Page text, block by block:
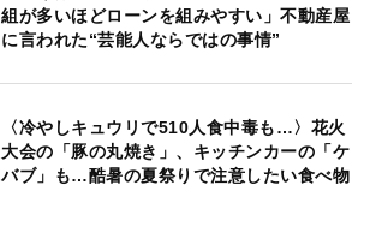
組が多いほどローンを組みやすい」不動産屋
に言われた“芸能人ならではの事情”
〈冷やしキュウリで510人食中毒も…〉花火
大会の「豚の丸焼き」、キッチンカーの「ケ
バブ」も…酷暑の夏祭りで注意したい食べ物